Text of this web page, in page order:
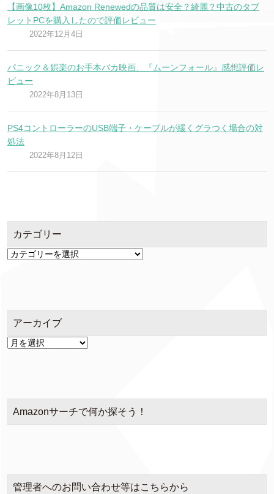
【画像10枚】Amazon Renewedの品質は安全？綺麗？中古のタブ
レットPCを購入したので評価レビュー
2022年12月4日
パニック＆娯楽のお手本バカ映画、『ムーンフォール』感想評価レ
ビュー
2022年8月13日
PS4コントローラーのUSB端子・ケーブルが緩くグラつく場合の対
処法
2022年8月12日
カテゴリー
カ
アーカイブ
ア
Amazonサーチで何か探そう！
管理者へのお問い合わせ等はこちらから